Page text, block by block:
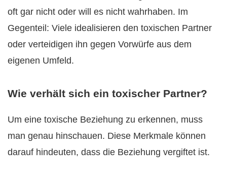
oft gar nicht oder will es nicht wahrhaben. Im
Gegenteil: Viele idealisieren den toxischen Partner
oder verteidigen ihn gegen Vorwürfe aus dem
eigenen Umfeld.
Wie verhält sich ein toxischer Partner?
Um eine toxische Beziehung zu erkennen, muss
man genau hinschauen. Diese Merkmale können
darauf hindeuten, dass die Beziehung vergiftet ist.